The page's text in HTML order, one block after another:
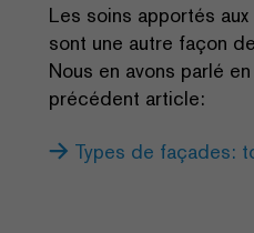
Les soins apportés
sont une autre façon
Nous en avons parlé
précédent article:
Types de façades: